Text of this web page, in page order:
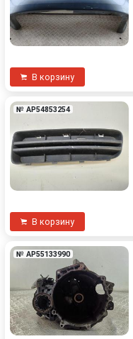
В корзину
№ AP54853254
В корзину
№ AP55133990